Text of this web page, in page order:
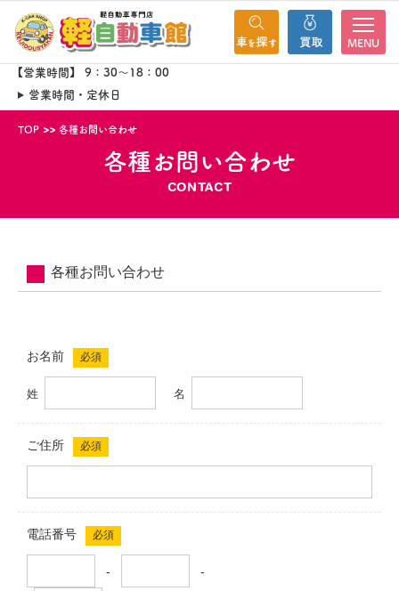
MENU
【営業時間】 9：30～18：00
営業時間・定休日
TOP 各種お問い合わせ
各種お問い合わせ
CONTACT
各種お問い合わせ
お名前 必須
姓 名
ご住所 必須
電話番号 必須
- -